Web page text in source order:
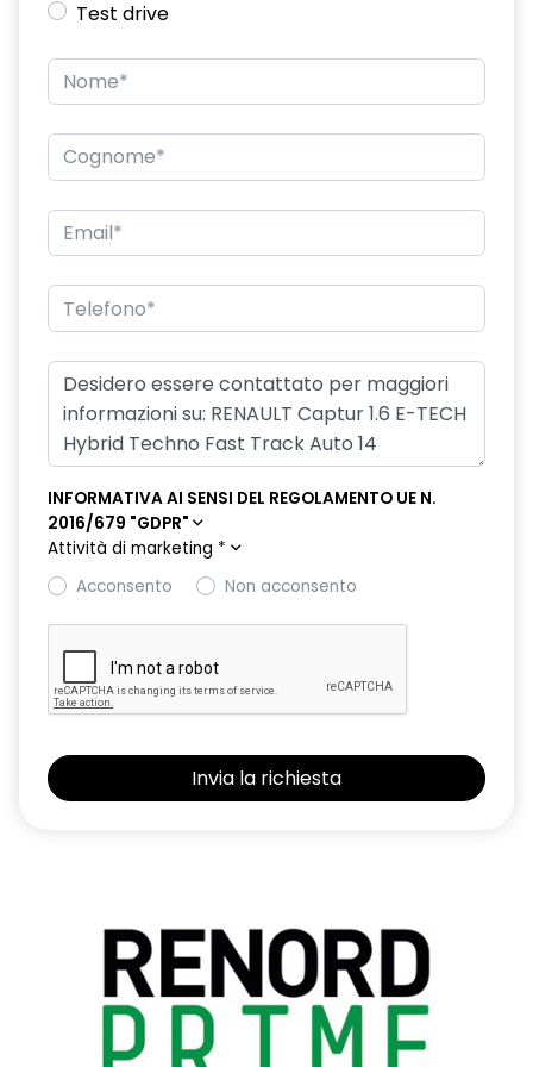
Consolle centrale con portaoggetti e bracciolo scorrevole e
2 bocchette areazione posteriori
Controllo pressione pneumatici
Cruscotto "soft touch"
Deflettori anteriori cromati
Distance Warning (avviso distanza di sicurezza)
Driver Display 7"
Easy Access System II
Eco Mode
Fari Full LED anteriori
Fari posteriori FULL LED 3D con firma luminosa dinamica C-
SHAPE
Fascia superiore plancia in alluminio spazzolato
Freno di stazionamento elettrico con funzione auto-hold
Lane Departure Warning (avviso superamento linea)
Modanature griglia frontale e laterali cromate
Montanti laterali Shiny Black
Test drive
INFORMATIVA AI SENSI DEL REGOLAMENTO UE N.
2016/679 "GDPR"
Attività di marketing *
Acconsento
Non acconsento